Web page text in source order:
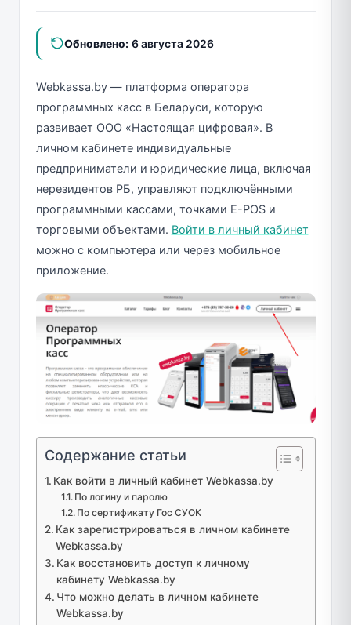
Обновлено: 6 августа 2026
Webkassa.by — платформа оператора
программных касс в Беларуси, которую
развивает ООО «Настоящая цифровая». В
личном кабинете индивидуальные
предприниматели и юридические лица, включая
нерезидентов РБ, управляют подключёнными
программными кассами, точками E-POS и
торговыми объектами. Войти в личный кабинет
можно с компьютера или через мобильное
приложение.
Содержание статьи
Как войти в личный кабинет Webkassa.by
По логину и паролю
По сертификату Гос СУОК
Как зарегистрироваться в личном кабинете
Webkassa.by
Как восстановить доступ к личному
кабинету Webkassa.by
Что можно делать в личном кабинете
Webkassa.by